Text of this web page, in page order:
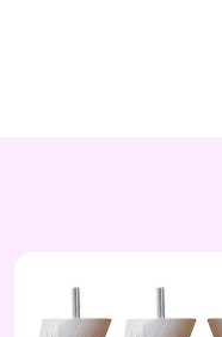
voodile 90x200 cm
Hypnos voodijalgade